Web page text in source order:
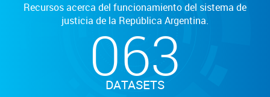
Recursos acerca del funcionamiento del sistema de
justicia de la República Argentina.
063
DATASETS